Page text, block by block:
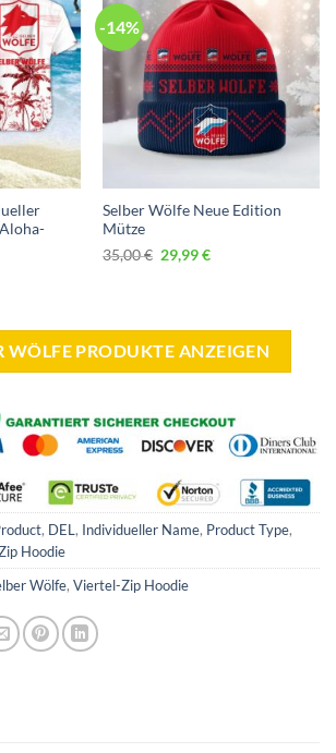
-14%
Selber Wölfe Neue Edition
Mütze
35,00€ Ursprünglicher
Preis
29,99€Aktueller
WÖLFE PRODUKTE ANZEIGEN
, DEL, Individueller Name, Product Type,
Hoodie
Wölfe, Viertel-Zip Hoodie